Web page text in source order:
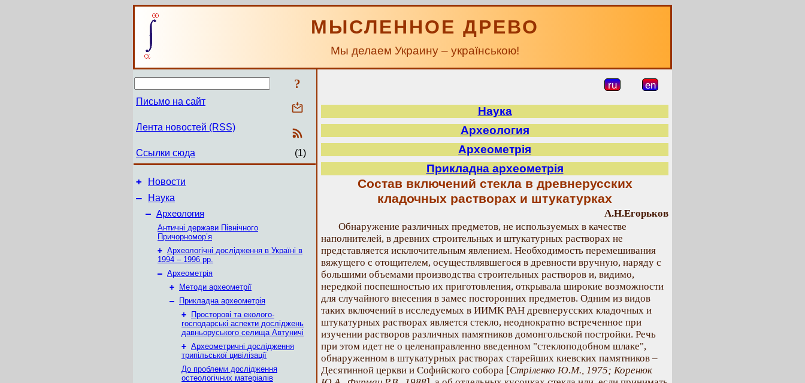
МЫСЛЕННОЕ ДРЕВО
Мы делаем Украину – українською!
?
Письмо на сайт
Лента новостей (RSS)
Ссылки сюда (1)
+ Новости
–
Наука
– Археология
Античні держави Північного
Причорномор’я
+ Археологічні дослідження в Україні в
1994 – 1996 рр.
– Археометрія
+
Методи археометрії
–
Прикладна археометрія
+
Просторові та еколого-
господарські аспекти досліджень
давньоруського селища Автуничі
+ Археометричні дослідження
трипільської цивілізації
До проблеми дослідження
остеологiчних матерiалiв
ru en
Наука
Археология
Археометрія
Прикладна археометрія
Состав включений стекла в древнерусских
кладочных растворах и штукатурках
А.Н.Егорьков
Обнаружение различных предметов, не используемых в качестве
наполнителей, в древних строительных и штукатурных растворах не
представляется исключительным явлением. Необходимость перемешивания
вяжущего с отощителем, осуществлявшегося в древности вручную, наряду с
большими объемами производства строительных растворов и, видимо,
нередкой поспешностью их приготовления, открывала широкие возможности
для случайного внесения в замес посторонних предметов. Одним из видов
таких включений в исследуемых в ИИМК РАН древнерусских кладочных и
штукатурных растворах является стекло, неоднократно встреченное при
изучении растворов различных памятников домонгольской постройки. Речь
при этом идет не о целенаправленно введенном "стеклоподобном шлаке",
обнаруженном в штукатурных растворах старейших киевских памятников –
Десятинной церкви и Софийского собора [Стрiленко Ю.М., 1975; Коренюк